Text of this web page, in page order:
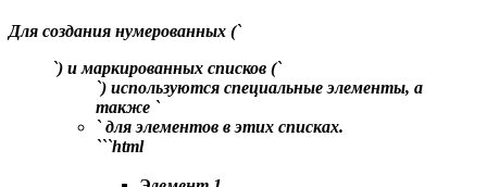
Для создания нумерованных (`
`) и маркированных списков (`
`) используются специальные элементы, а
также `
` для элементов в этих списках.
```html